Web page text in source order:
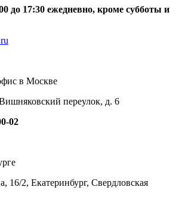
до 17:30 ежедневно, кроме субботы и
в Москве
переулок, д. 6
02
16/2, Екатеринбург, Свердловская